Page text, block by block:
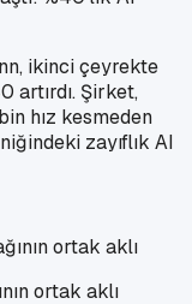
ikinci çeyrekte
artırdı. Şirket,
hız kesmeden
zayıflık AI
ortak aklı